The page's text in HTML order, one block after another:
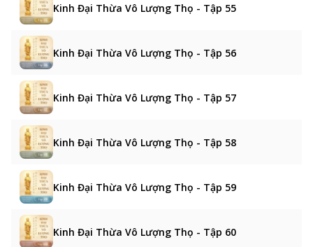
Kinh Đại Thừa Vô Lượng Thọ - Tập 55
Kinh Đại Thừa Vô Lượng Thọ - Tập 56
Kinh Đại Thừa Vô Lượng Thọ - Tập 57
Kinh Đại Thừa Vô Lượng Thọ - Tập 58
Kinh Đại Thừa Vô Lượng Thọ - Tập 59
Kinh Đại Thừa Vô Lượng Thọ - Tập 60